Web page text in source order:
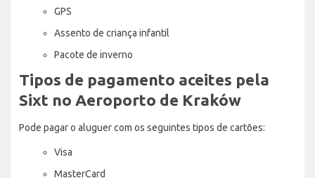
GPS
Assento de criança infantil
Pacote de inverno
Tipos de pagamento aceites pela
Sixt no Aeroporto de Kraków
Pode pagar o aluguer com os seguintes tipos de cartões:
Visa
MasterCard